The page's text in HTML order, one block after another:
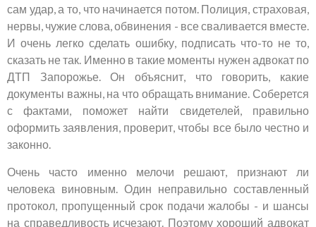
сам удар, а то, что начинается потом. Полиция, страховая,
нервы, чужие слова, обвинения - все сваливается вместе.
И очень легко сделать ошибку, подписать что-то не то,
сказать не так. Именно в такие моменты нужен адвокат по
ДТП Запорожье. Он объяснит, что говорить, какие
документы важны, на что обращать внимание. Соберется
с фактами, поможет найти свидетелей, правильно
оформить заявления, проверит, чтобы все было честно и
законно.
Очень часто именно мелочи решают, признают ли
человека виновным. Один неправильно составленный
протокол, пропущенный срок подачи жалобы - и шансы
на справедливость исчезают. Поэтому хороший адвокат